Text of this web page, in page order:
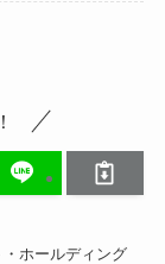
ホールディング